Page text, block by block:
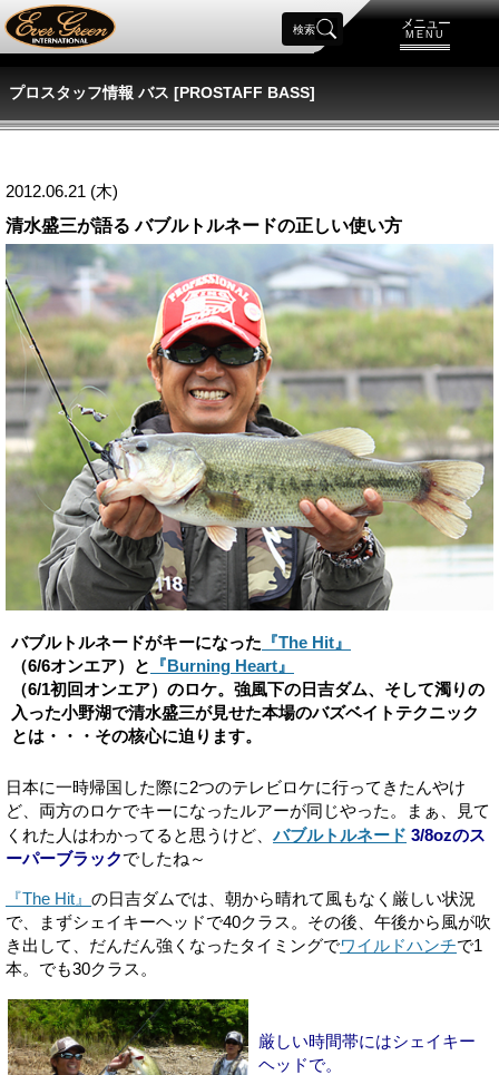
メニュー
MENU
検索
プロスタッフ情報 バス [PROSTAFF BASS]
2012.06.21 (木)
清水盛三が語る バブルトルネードの正しい使い方
バブルトルネードがキーになった 『The Hit』
（6/6オンエア）と
『Burning Heart』
（6/1初回オンエア）のロケ。強風下の日吉ダム、そして濁りの
入った小野湖で清水盛三が見せた本場のバズベイトテクニック
とは・・・その核心に迫ります。
日本に一時帰国した際に2つのテレビロケに行ってきたんやけ
ど、両方のロケでキーになったルアーが同じやった。まぁ、見て
くれた人はわかってると思うけど、 バブルトルネード 3/8ozのス
ーパーブラックでしたね～
『The Hit』 の日吉ダムでは、朝から晴れて風もなく厳しい状況
で、まずシェイキーヘッドで40クラス。その後、午後から風が吹
き出して、だんだん強くなったタイミングでワイルドハンチで1
本。でも30クラス。
厳しい時間帯にはシェイキー
ヘッドで。